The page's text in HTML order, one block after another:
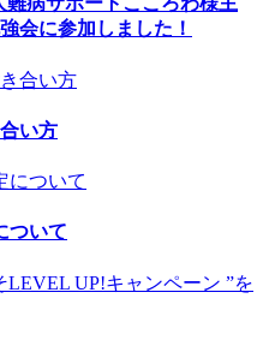
会に参加しました！
い方
ついて